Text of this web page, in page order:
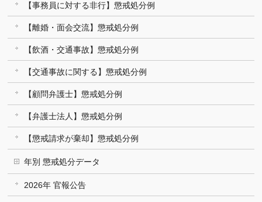
【事務員に対する非行】懲戒処分例
【離婚・面会交流】懲戒処分例
【飲酒・交通事故】懲戒処分例
【交通事故に関する】懲戒処分例
【顧問弁護士】懲戒処分例
【弁護士法人】懲戒処分例
【懲戒請求が棄却】懲戒処分例
年別 懲戒処分データ
2026年 官報公告